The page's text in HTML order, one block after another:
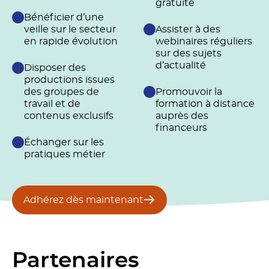
Bénéficier d’une
veille sur le secteur
en rapide évolution
Disposer des
productions issues
des groupes de
travail et de
contenus exclusifs
Échanger sur les
pratiques métier
gratuite
Assister à des
webinaires réguliers
sur des sujets
d’actualité
Promouvoir la
formation à distance
auprès des
financeurs
Adhérez dès maintenant
Partenaires